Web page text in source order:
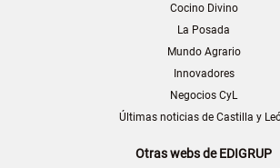
Cocino Divino
La Posada
Mundo Agrario
Innovadores
Negocios CyL
Últimas noticias de Castilla y
Otras webs de EDIGRUP